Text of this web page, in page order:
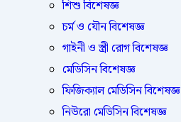
শিশু বিশেষজ্ঞ
চর্ম ও যৌন বিশেষজ্ঞ
গাইনী ও স্ত্রী রোগ বিশেষজ্ঞ
মেডিসিন বিশেষজ্ঞ
ফিজিক্যাল মেডিসিন বিশেষজ্ঞ
নিউরো মেডিসিন বিশেষজ্ঞ